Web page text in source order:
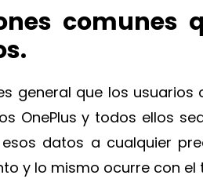
comunes
general que los
OnePlus y todos ellos
datos a cualquier
y lo mismo ocurre con el